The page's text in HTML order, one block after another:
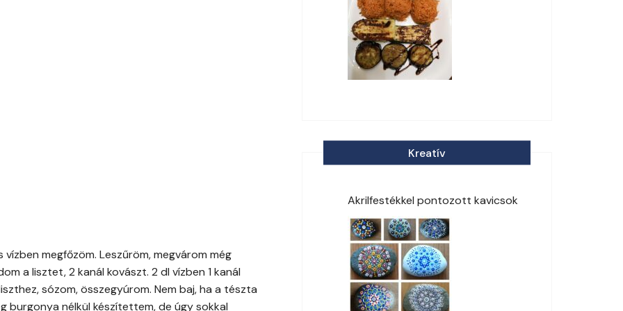
megfőzöm. Leszűröm, megvárom még
a lisztet, 2 kanál kovászt. 2 dl vízben 1 kanál
sózom, összegyúrom. Nem baj, ha a tészta
burgonya nélkül készítettem, de úgy sokkal
Kreatív
Akrilfestékkel pontozott kavicsok